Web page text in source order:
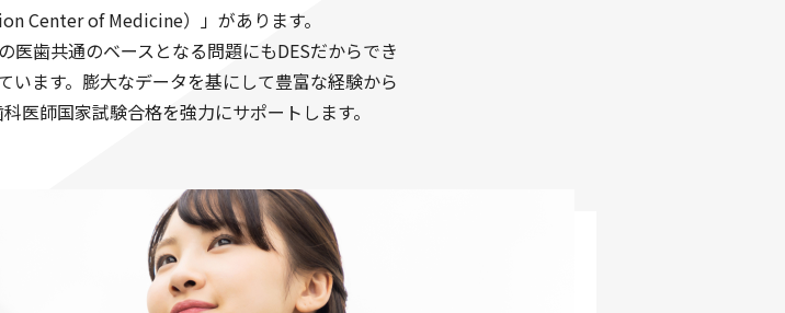
Center of Medicine）」があります。
医歯共通のベースとなる問題にもDESだからでき
います。膨大なデータを基にして豊富な経験から
医師国家試験合格を強力にサポートします。